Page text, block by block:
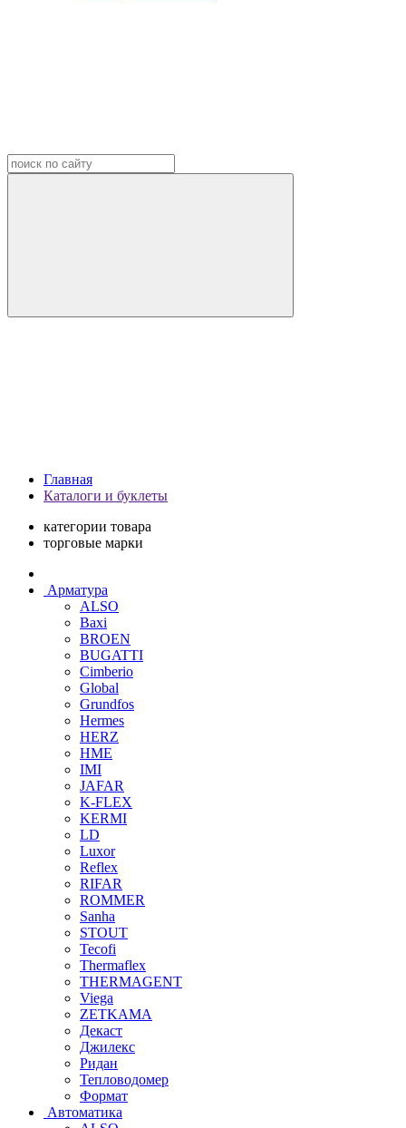
Главная
Каталоги и буклеты
категории товара
торговые марки
Арматура
ALSO
Baxi
BROEN
BUGATTI
Cimberio
Global
Grundfos
Hermes
HERZ
HME
IMI
JAFAR
K-FLEX
KERMI
LD
Luxor
Reflex
RIFAR
ROMMER
Sanha
STOUT
Tecofi
Thermaflex
THERMAGENT
Viega
ZETKAMA
Декаст
Джилекс
Ридан
Тепловодомер
Формат
Автоматика